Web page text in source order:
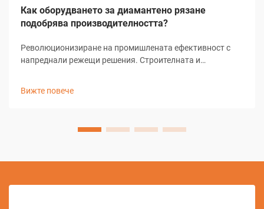
Как оборудването за диамантено рязане
подобрява производителността?
Революционизиране на промишлената ефективност с
напреднали режещи решения. Строителната и
Вижте повече